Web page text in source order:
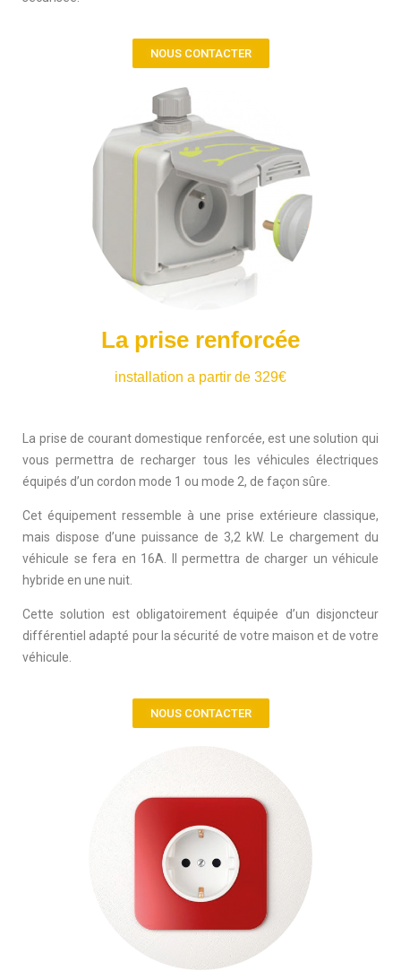
NOUS CONTACTER
La prise renforcée
installation a partir de 329€
La prise de courant domestique renforcée, est une solution qui
vous permettra de recharger tous les véhicules électriques
équipés d’un cordon mode 1 ou mode 2, de façon sûre.
Cet équipement ressemble à une prise extérieure classique,
mais dispose d’une puissance de 3,2 kW.
Le chargement du
véhicule se fera en 16A. Il permettra de charger un véhicule
hybride en une nuit.
Cette solution est obligatoirement équipée d’un disjoncteur
différentiel adapté pour la sécurité de votre maison et de votre
véhicule.
NOUS CONTACTER